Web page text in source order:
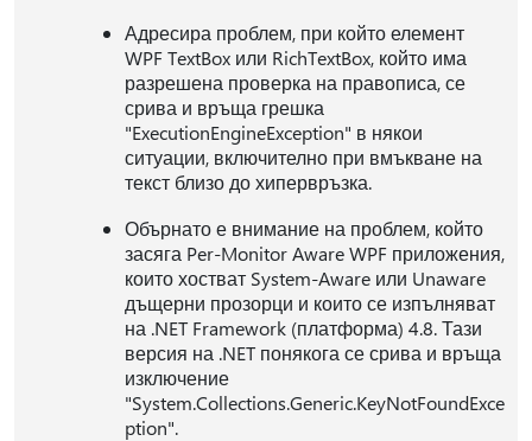
Адресира проблем, при който елемент
WPF TextBox или RichTextBox, който има
разрешена проверка на правописа, се
срива и връща грешка
"ExecutionEngineException" в някои
ситуации, включително при вмъкване на
текст близо до хипервръзка.
Обърнато е внимание на проблем, който
засяга Per-Monitor Aware WPF приложения,
които хостват System-Aware или Unaware
дъщерни прозорци и които се изпълняват
на .NET Framework (платформа) 4.8. Тази
версия на .NET понякога се срива и връща
изключение
"System.Collections.Generic.KeyNotFoundExce
ption".